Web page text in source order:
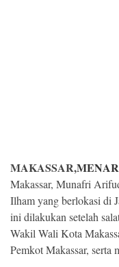
©
Copyright
MAKASSAR,
Makassar, Munafri
Ilham yang berlokasi di
ini dilakukan setelah
Wakil Wali Kota
Pemkot Makassar, serta